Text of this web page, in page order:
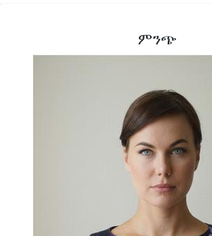
ምንጭ